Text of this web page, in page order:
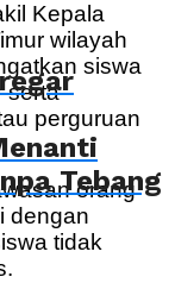
Kepala
wilayah
siswa
serta
perguruan
orang
dengan
tidak
Tebang